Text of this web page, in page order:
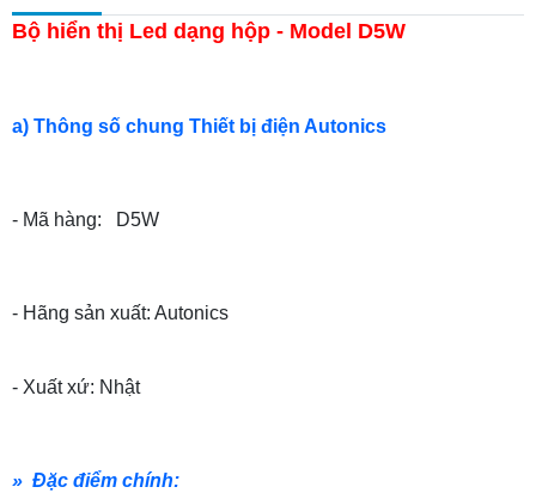
Bộ hiển thị Led dạng hộp - Model D5W
a) Thông số chung Thiết bị điện Autonics
- Mã hàng: D5W
- Hãng sản xuất: Autonics
- Xuất xứ: Nhật
» Đặc điểm chính: